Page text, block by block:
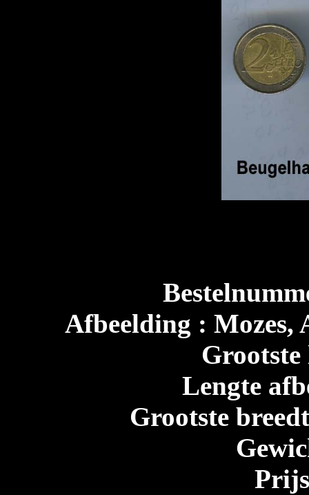
Afbeelding : Mozes,
Grootste
Lengte
Grootste